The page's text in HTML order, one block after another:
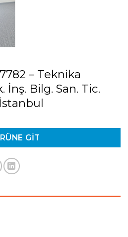
– Teknika
İnş. Bilg. San. Tic.
GIT